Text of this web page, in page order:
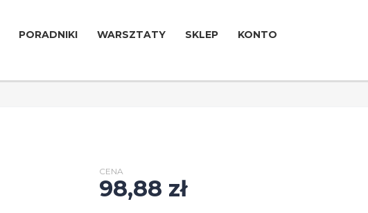
PORADNIKI WARSZTATY SKLEP KONTO
CENA
98,88 zł